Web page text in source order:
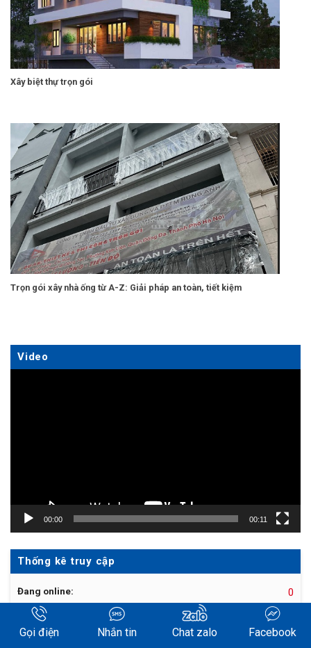
Xây biệt thự trọn gói
Trọn gói xây nhà ống từ A-Z: Giải pháp an toàn, tiết kiệm
Video
00:00 00:11
Thống kê truy cập
Đang online: 0
Hôm nay:
Gọi điện Nhắn tin Chat zalo Facebook